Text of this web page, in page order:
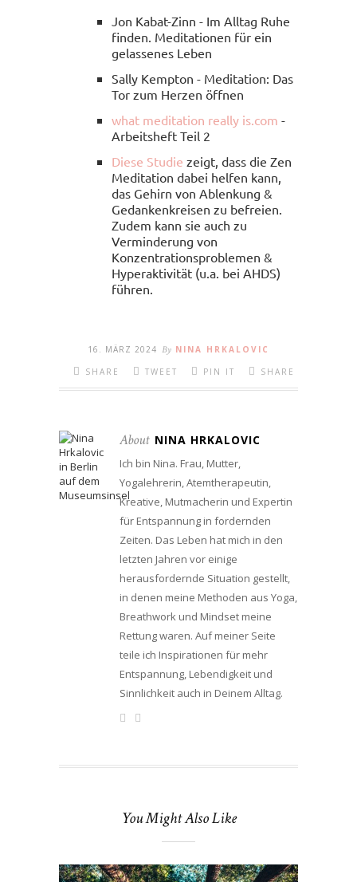
Jon Kabat-Zinn - Im Alltag Ruhe
finden. Meditationen für ein
gelassenes Leben
Sally Kempton - Meditation: Das
Tor zum Herzen öffnen
what meditation really is.com -
Arbeitsheft Teil 2
Diese Studie zeigt, dass die Zen
Meditation dabei helfen kann,
das Gehirn von Ablenkung &
Gedankenkreisen zu befreien.
Zudem kann sie auch zu
Verminderung von
Konzentrationsproblemen &
Hyperaktivität (u.a. bei AHDS)
führen.
16. MÄRZ 2024 By NINA HRKALOVIC
SHARE
TWEET PIN IT SHARE
About NINA HRKALOVIC
Ich bin Nina. Frau, Mutter,
Yogalehrerin, Atemtherapeutin,
Kreative, Mutmacherin und Expertin
für Entspannung in fordernden
Zeiten. Das Leben hat mich in den
letzten Jahren vor einige
herausfordernde Situation gestellt,
in denen meine Methoden aus Yoga,
Breathwork und Mindset meine
Rettung waren. Auf meiner Seite
teile ich Inspirationen für mehr
Entspannung, Lebendigkeit und
Sinnlichkeit auch in Deinem Alltag.
You Might Also Like